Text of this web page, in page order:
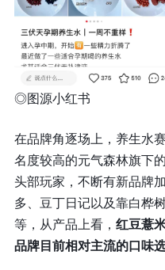
◎图源小红书
在品牌角逐场上，养生水
名度较高的元气森林旗下
头部玩家，不断有新品牌
多、豆丁日记以及靠白桦
等，从产品上看， 红豆薏
品牌目前相对主流的口味